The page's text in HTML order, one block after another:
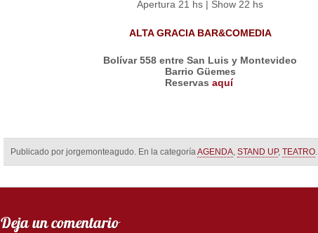
Apertura 21 hs | Show 22 hs
ALTA GRACIA BAR&COMEDIA
Bolívar 558 entre San Luis y Montevideo
Barrio Güemes
Reservas aquí
Publicado por jorgemonteagudo. En la categoríaAGENDA, STAND UP, TEATRO.
Deja un comentario